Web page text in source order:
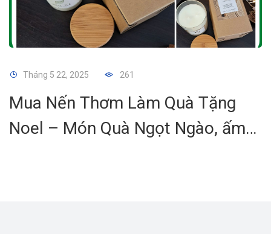
Tháng 5 22, 2025 261
Mua Nến Thơm Làm Quà Tặng
Noel – Món Quà Ngọt Ngào, ấm